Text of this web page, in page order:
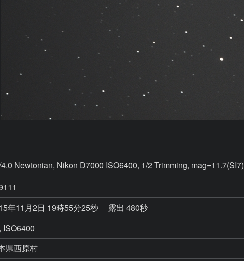
Newtonian, Nikon D7000 ISO6400, 1/2 Trimming, mag=11.7(SI7)
年11月2日 19時55分25秒
露出 480秒
ISO6400
県西原村